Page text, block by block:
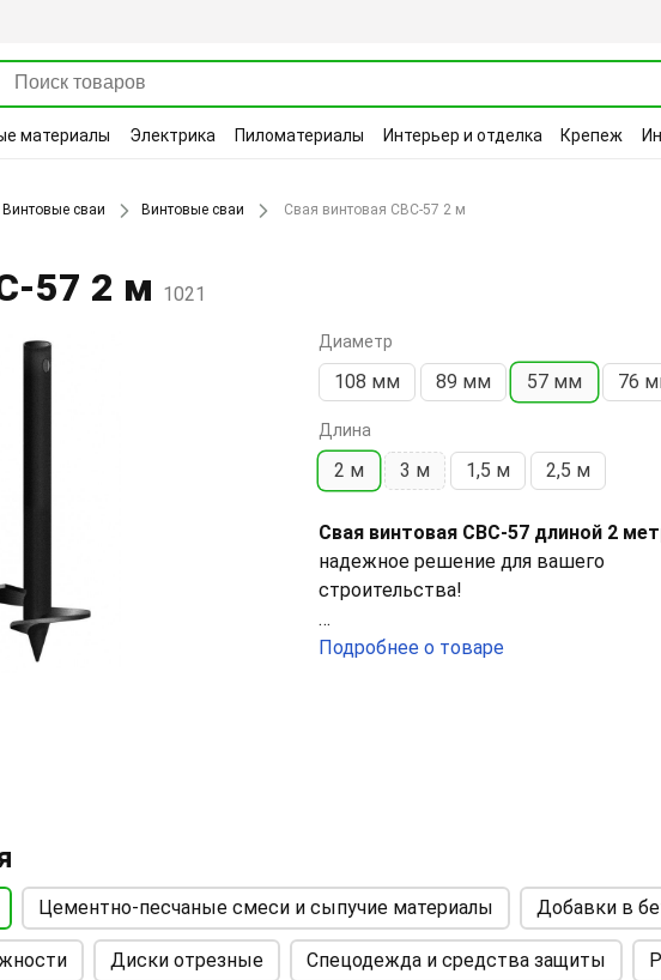
материалы Электрика Пиломатериалы Интерьер и отделка Крепеж
Винтовые сваи Винтовые сваи Свая винтовая СВС-57 2 м
57 2 м 1021
Диаметр
108 мм 89 мм 57 мм 76
Длина
2 м 3 м 1,5 м 2,5 м
Свая винтовая СВС-57 длиной 2
надежное решение для вашего
строительства!
Наши сваи обладают высокой
Преимущества наших винтовых
-Высокая устойчивость к
Подробнее о товаре
Цементно-песчаные смеси и сыпучие материалы Добавки в
Диски отрезные Спецодежда и средства защиты